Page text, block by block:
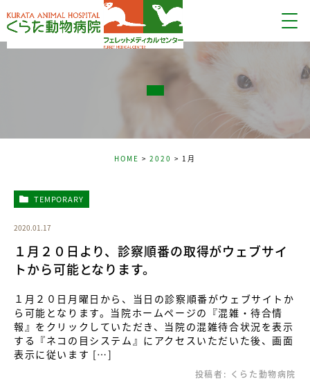
HOME 2020 1月
TEMPORARY
2020.01.17
１月２０日より、診察順番の取得がウェブサイ
トから可能となります。
１月２０日月曜日から、当日の診察順番がウェブサイトか
ら可能となります。当院ホームページの『混雑・待合情
報』をクリックしていただき、当院の混雑待合状況を表示
する『ネコの目システム』にアクセスいただいた後、画面
表示に従います […]
投稿者: くらた動物病院